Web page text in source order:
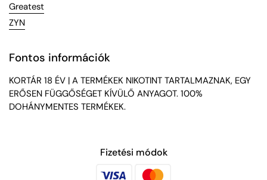
Greatest
ZYN
Fontos információk
KORTÁR 18 ÉV | A TERMÉKEK NIKOTINT TARTALMAZNAK, EGY
ERŐSEN FÜGGŐSÉGET KÍVÜLŐ ANYAGOT. 100%
DOHÁNYMENTES TERMÉKEK.
Fizetési módok